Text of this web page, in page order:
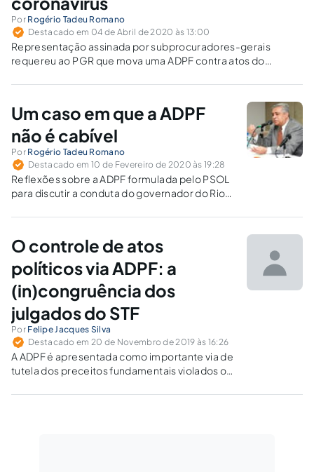
Por Rogério Tadeu Romano
Destacado em 04 de Abril de 2020 às 13:00
Representação assinada por subprocuradores-gerais
requereu ao PGR que mova uma ADPF contra atos do
prevenção e combate ao coronavírus.
Um caso em que a ADPF
não é cabível
Por Rogério Tadeu Romano
Destacado em 10 de Fevereiro de 2020 às 19:28
Reflexões sobre a ADPF formulada pelo PSOL
para discutir a conduta do governador do Rio
O controle de atos
políticos via ADPF: a
(in)congruência dos
julgados do STF
Por Felipe Jacques Silva
Destacado em 20 de Novembro de 2019 às 16:26
A ADPF é apresentada como importante via de
tutela dos preceitos fundamentais violados ou
Público. O STF, todavia, ainda se nega a admitir